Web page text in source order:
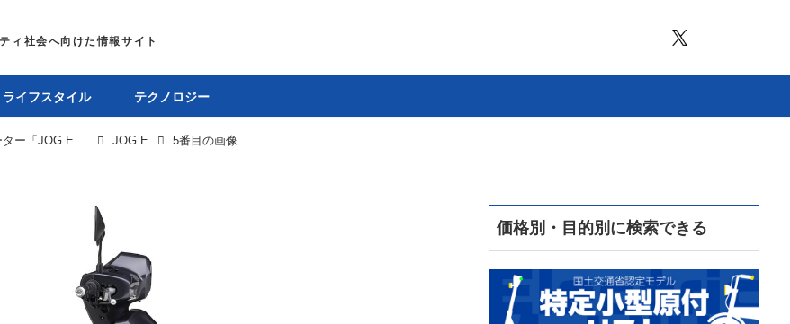
ライフスタイル テクノロジー
ヤマハ、実質本体価格13万6500円の電動スクーター「JOG E」を全国展開。バッテリーステーションで電池交換可能な原付一種 JOG E 5番目の画像
価格別・目的別に検索できる